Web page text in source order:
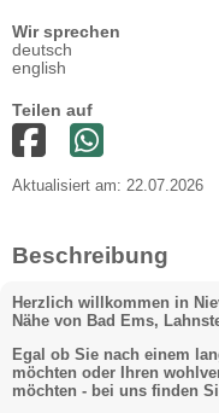
Wir sprechen
deutsch
english
Teilen auf
Aktualisiert am: 22.07.2026
Beschreibung
Herzlich willkommen in
Nähe von Bad Ems,
Egal ob Sie nach einem
möchten oder Ihren
möchten - bei uns finden